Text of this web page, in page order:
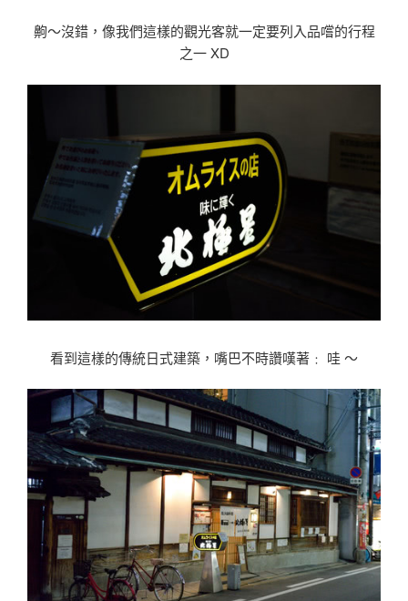
齁〜沒錯，像我們這樣的觀光客就一定要列入品嚐的行程
之一 XD
看到這樣的傳統日式建築，嘴巴不時讚嘆著﹕ 哇 〜